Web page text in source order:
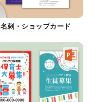
名刺・ショップカード